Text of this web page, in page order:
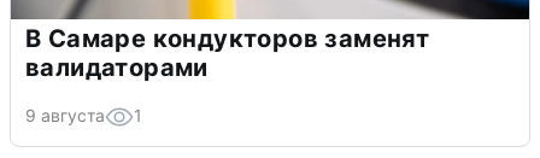
В Самаре кондукторов заменят
валидаторами
9 августа 1